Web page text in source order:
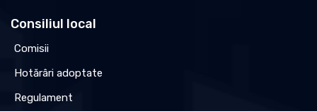
Consiliul local
Comisii
Hotărâri adoptate
Regulament